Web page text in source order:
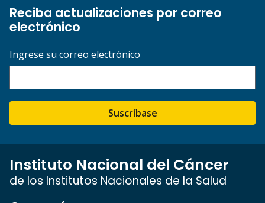
Reciba actualizaciones por correo
electrónico
Ingrese su correo electrónico
Suscríbase
Instituto Nacional del Cáncer
de los Institutos Nacionales de la Salud